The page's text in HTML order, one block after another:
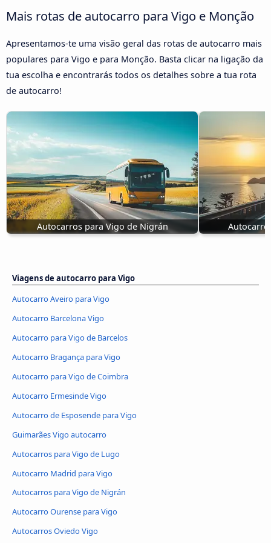
Mais rotas de autocarro para Vigo e Monção
Apresentamos-te uma visão geral das rotas de autocarro mais
populares para Vigo e para Monção. Basta clicar na ligação da
tua escolha e encontrarás todos os detalhes sobre a tua rota
de autocarro!
Autocarros para Vigo de Nigrán Autocarro
Viagens de autocarro para Vigo
Autocarro Aveiro para Vigo
Autocarro Barcelona Vigo
Autocarro para Vigo de Barcelos
Autocarro Bragança para Vigo
Autocarro para Vigo de Coimbra
Autocarro Ermesinde Vigo
Autocarro de Esposende para Vigo
Guimarães Vigo autocarro
Autocarros para Vigo de Lugo
Autocarro Madrid para Vigo
Autocarros para Vigo de Nigrán
Autocarro Ourense para Vigo
Autocarros Oviedo Vigo